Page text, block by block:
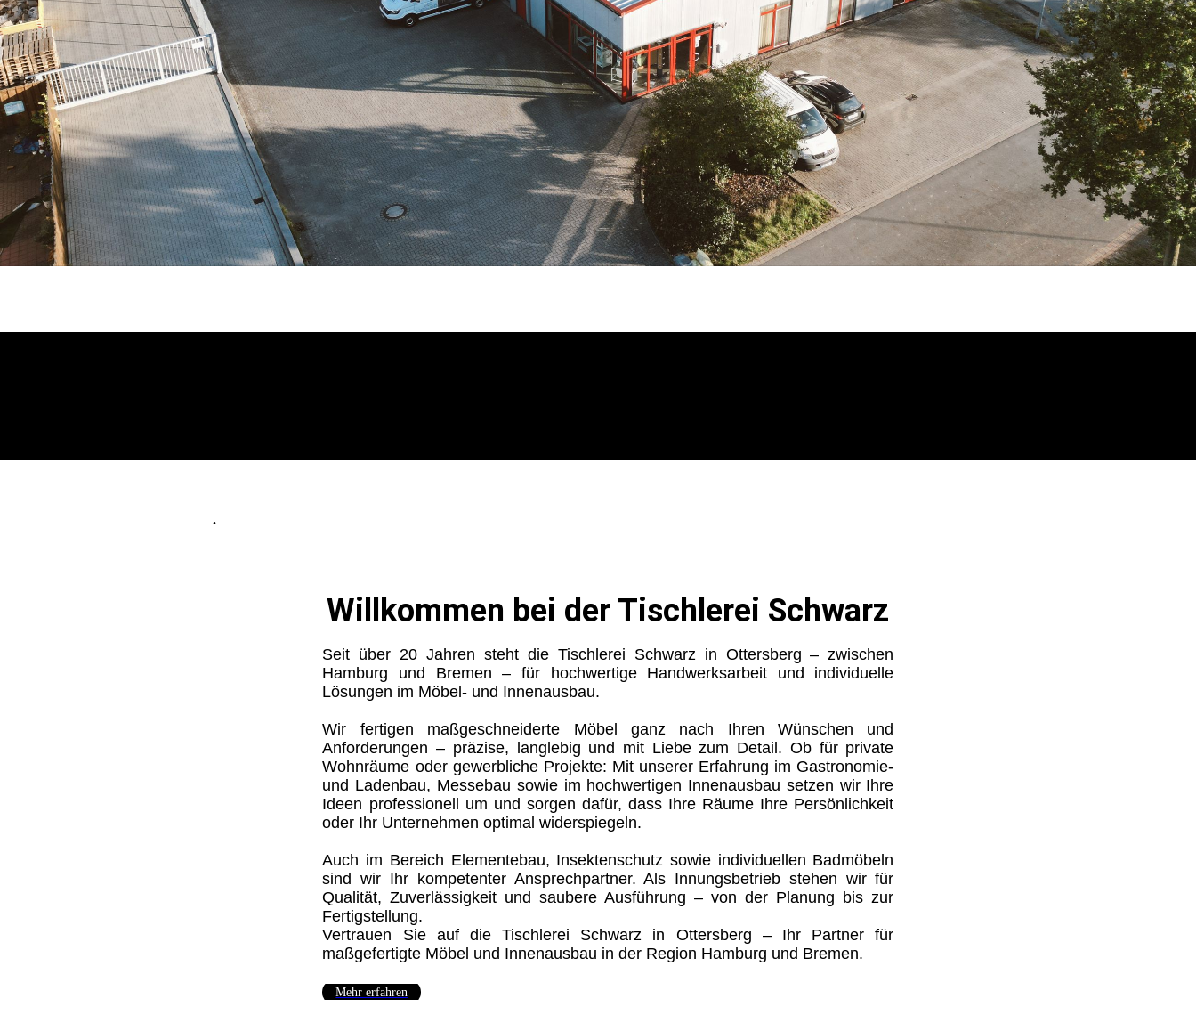
.
Willkommen bei der Tischlerei Schwarz
Seit über 20 Jahren steht die Tischlerei Schwarz in Ottersberg – zwischen
Hamburg und Bremen – für hochwertige Handwerksarbeit und individuelle
Lösungen im Möbel- und Innenausbau.
Wir fertigen maßgeschneiderte Möbel ganz nach Ihren Wünschen und
Anforderungen – präzise, langlebig und mit Liebe zum Detail. Ob für private
Wohnräume oder gewerbliche Projekte: Mit unserer Erfahrung im Gastronomie-
und Ladenbau, Messebau sowie im hochwertigen Innenausbau setzen wir Ihre
Ideen professionell um und sorgen dafür, dass Ihre Räume Ihre Persönlichkeit
oder Ihr Unternehmen optimal widerspiegeln.
Auch im Bereich Elementebau, Insektenschutz sowie individuellen Badmöbeln
sind wir Ihr kompetenter Ansprechpartner. Als Innungsbetrieb stehen wir für
Qualität, Zuverlässigkeit und saubere Ausführung – von der Planung bis zur
Fertigstellung.
Vertrauen Sie auf die Tischlerei Schwarz in Ottersberg – Ihr Partner für
maßgefertigte Möbel und Innenausbau in der Region Hamburg und Bremen.
Mehr erfahren